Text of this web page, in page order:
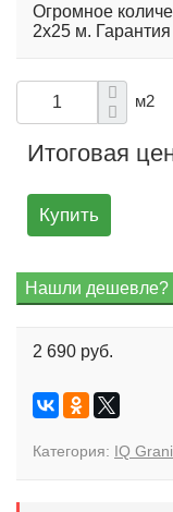
Огромное
2х25 м. Гарантия
м2
Итоговая
Купить
2 690 руб.
Категория: IQ